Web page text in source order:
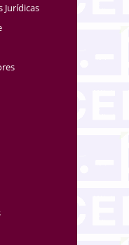
Jurídicas